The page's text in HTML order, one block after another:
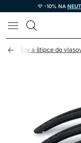
💜 -10% NA
Klipy a štipce do